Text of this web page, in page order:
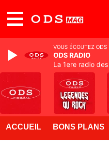
ACCUEIL BONS PLANS
VOUS ÉCOUTEZ ODS
ODS RADIO
La 1ere radio